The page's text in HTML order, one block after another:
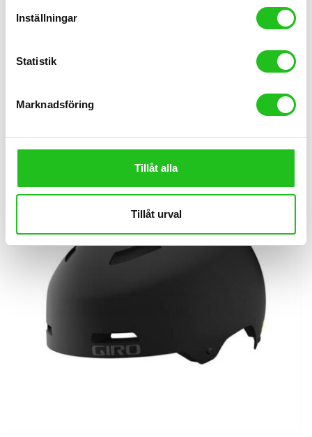
Inställningar
Statistik
Marknadsföring
Tillåt alla
Tillåt urval
Giro Helios Sperical Mips Landsvägs-hjälm